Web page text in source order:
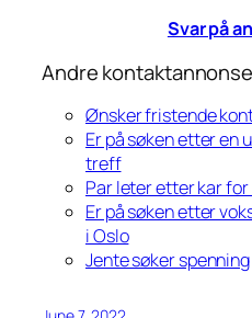
Svar på
Andre
Ønsker fristende
Er på søken etter en
treff
Par leter etter kar
Er på søken etter
i Oslo
Jente søker spenning